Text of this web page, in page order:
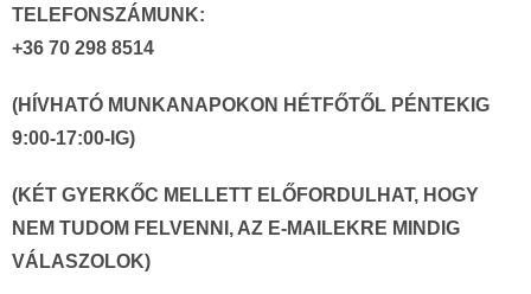
TELEFONSZÁMUNK:
+36 70 298 8514
(HÍVHATÓ MUNKANAPOKON HÉTFŐTŐL PÉNTEKIG
9:00-17:00-IG)
(KÉT GYERKŐC MELLETT ELŐFORDULHAT, HOGY
NEM TUDOM FELVENNI, AZ E-MAILEKRE MINDIG
VÁLASZOLOK)